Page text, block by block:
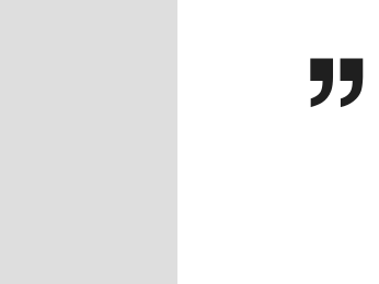
veranstaltungen
